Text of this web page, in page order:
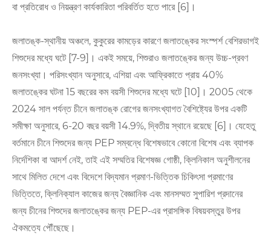
বা প্রতিরোধ ও নিয়ন্ত্রণ কার্যকারিতা পরিবর্তিত হতে পারে [6]।
জলাতঙ্ক-স্থানীয় অঞ্চলে, কুকুরের কামড়ের কারণে জলাতঙ্কের সংস্পর্শ বেশিরভাগই
শিশুদের মধ্যে ঘটে [7-9]। একই সময়ে, শিশুরাও জলাতঙ্কের জন্য উচ্চ-প্রবণ
জনসংখ্যা। পরিসংখ্যান অনুসারে, এশিয়া এবং আফ্রিকাতে প্রায় 40%
জলাতঙ্কের ঘটনা 15 বছরের কম বয়সী শিশুদের মধ্যে ঘটে [10]। 2005 থেকে
2024 সাল পর্যন্ত চীনে জলাতঙ্ক রোগের জনসংখ্যাগত বৈশিষ্ট্যের উপর একটি
সমীক্ষা অনুসারে, 6-20 বছর বয়সী 14.9%, দ্বিতীয় স্থানে রয়েছে [6]। যেহেতু
বর্তমানে চীনে শিশুদের জন্য PEP সম্বন্ধে বিশেষভাবে কোনো বিশেষ এবং ব্যাপক
নির্দেশিকা বা আদর্শ নেই, তাই এই সম্মতির বিশেষজ্ঞ গোষ্ঠী, ক্লিনিকাল অনুশীলনের
সাথে মিলিত দেশে এবং বিদেশে বিদ্যমান প্রমাণ-ভিত্তিক চিকিৎসা প্রমাণের
ভিত্তিতে, ক্লিনিক্যাল কাজের জন্য বৈজ্ঞানিক এবং মানসম্মত সুপারিশ প্রদানের
জন্য চীনের শিশুদের জলাতঙ্কের জন্য PEP-এর প্রাসঙ্গিক বিষয়বস্তুর উপর
ঐকমত্যে পৌঁছেছে।